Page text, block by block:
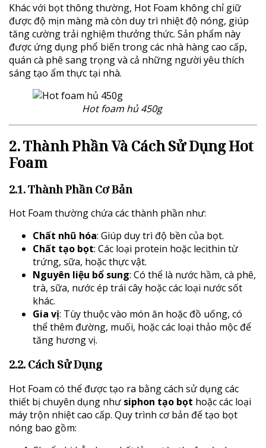
Khác với bọt thông thường, Hot Foam không chỉ giữ
được độ mịn màng mà còn duy trì nhiệt độ nóng, giúp
tăng cường trải nghiệm thưởng thức. Sản phẩm này
được ứng dụng phổ biến trong các nhà hàng cao cấp,
quán cà phê sang trọng và cả những người yêu thích
sáng tạo ẩm thực tại nhà.
Hot foam hủ 450g
2. Thành Phần Và Cách Sử Dụng Hot
Foam
2.1. Thành Phần Cơ Bản
Hot Foam thường chứa các thành phần như:
Chất nhũ hóa: Giúp duy trì độ bền của bọt.
Chất tạo bọt: Các loại protein hoặc lecithin từ
trứng, sữa, hoặc thực vật.
Nguyên liệu bổ sung: Có thể là nước hầm, cà phê,
trà, sữa, nước ép trái cây hoặc các loại nước sốt
khác.
Gia vị: Tùy thuộc vào món ăn hoặc đồ uống, có
thể thêm đường, muối, hoặc các loại thảo mộc để
tăng hương vị.
2.2. Cách Sử Dụng
Hot Foam có thể được tạo ra bằng cách sử dụng các
thiết bị chuyên dụng như siphon tạo bọt hoặc các loại
máy trộn nhiệt cao cấp. Quy trình cơ bản để tạo bọt
nóng bao gồm: